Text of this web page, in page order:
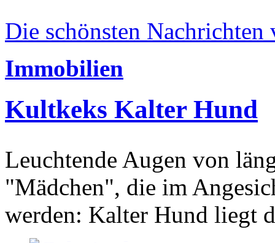
Die schönsten Nachrichten
Immobilien
Kultkeks Kalter Hund
Leuchtende Augen von
"Mädchen", die im
werden: Kalter Hund liegt